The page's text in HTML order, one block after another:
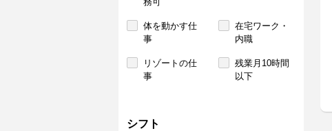
体を動かす仕
事
在宅ワーク・
内職
リゾートの仕
事
残業月10時間
以下
シフト